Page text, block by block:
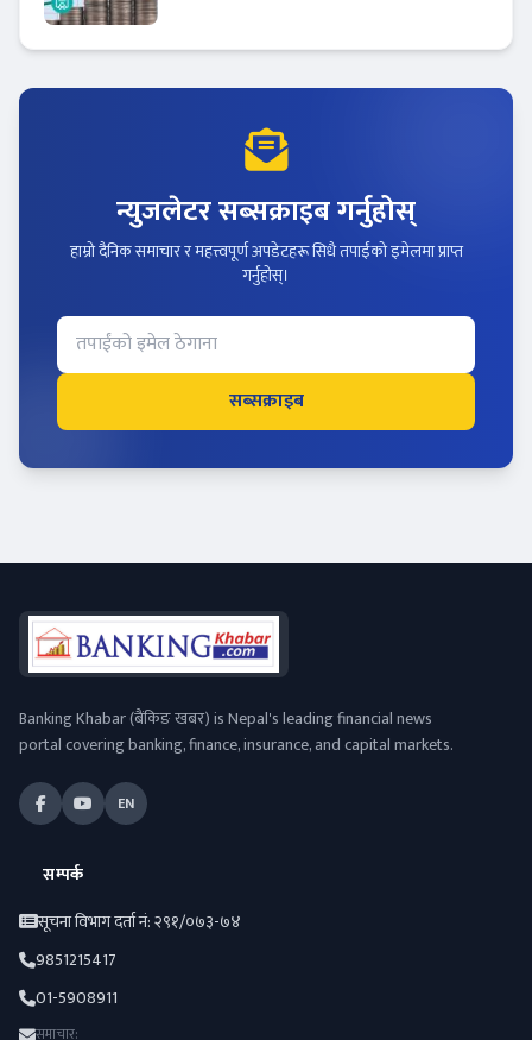
न्युजलेटर सब्सक्राइब गर्नुहोस्
हाम्रो दैनिक समाचार र महत्त्वपूर्ण अपडेटहरू सिधै तपाईंको इमेलमा प्राप्त
गर्नुहोस्।
सब्सक्राइब
Banking Khabar (बैंकिङ खबर) is Nepal's leading financial news
portal covering banking, finance, insurance, and capital markets.
EN
सम्पर्क
सूचना विभाग दर्ता नं: २९१/०७३-७४
9851215417
01-5908911
समाचार: